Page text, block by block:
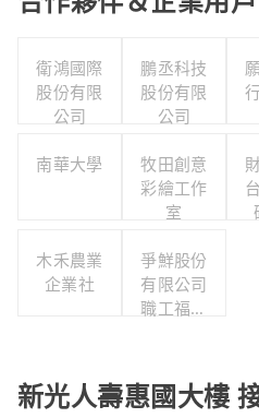
衛鴻國際
股份有限
公司
鵬丞科技
股份有限
公司
南華大學
牧田創意
彩繪工作
室
木禾農業
企業社
爭鮮股份
有限公司
職工福利
新光人壽惠國大樓